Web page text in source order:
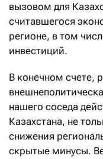
вызовом для
считавшегося
регионе, в том
инвестиций.
В конечном счете,
нашего соседа
Казахстана, не
снижения
скрытые минусы.